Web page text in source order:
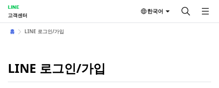
LINE
고객센터
한국어
홈 LINE 로그인/가입
LINE 로그인/가입